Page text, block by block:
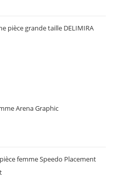
pièce grande taille DELIMIRA
Arena Graphic
femme Speedo Placement